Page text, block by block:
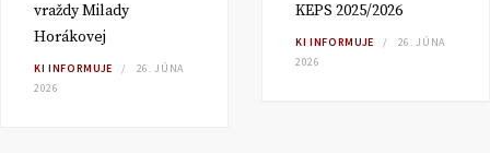
vraždy Milady
Horákovej
KI INFORMUJE
26. JÚNA
2026
KEPS 2025/2026
KI INFORMUJE
26. JÚNA
2026